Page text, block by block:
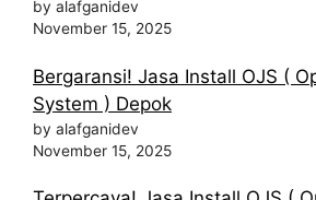
by alafganidev
November 15, 2025
Bergaransi! Jasa Install OJS (
System ) Depok
by alafganidev
November 15, 2025